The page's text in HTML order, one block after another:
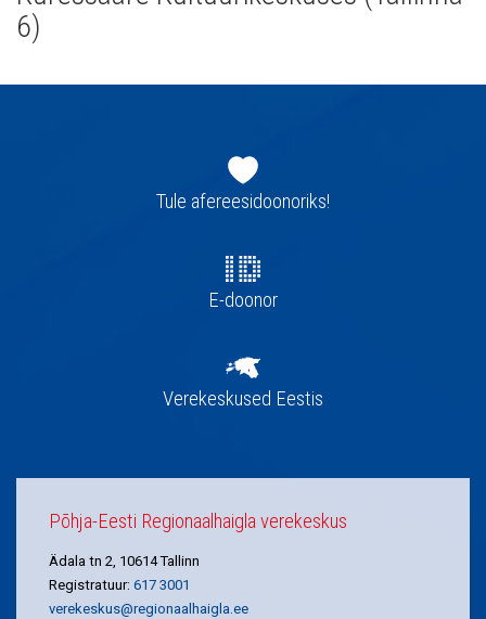
6)
navigatsioonTule afereesidoonoriks!
E-doonor
Verekeskused Eestis
Põhja-Eesti Regionaalhaigla verekeskus
Ädala tn 2, 10614 Tallinn
Registratuur: 617 3001
verekeskus@regionaalhaigla.ee